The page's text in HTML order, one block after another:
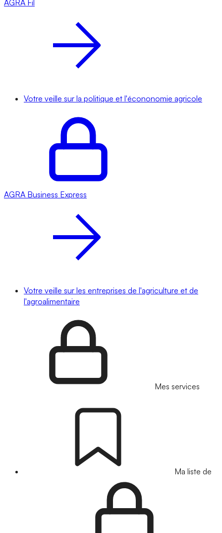
AGRA Fil
Votre veille sur la politique et l'écononomie agricole
AGRA Business Express
Votre veille sur les entreprises de l'agriculture et de
l'agroalimentaire
Mes services
Ma liste de